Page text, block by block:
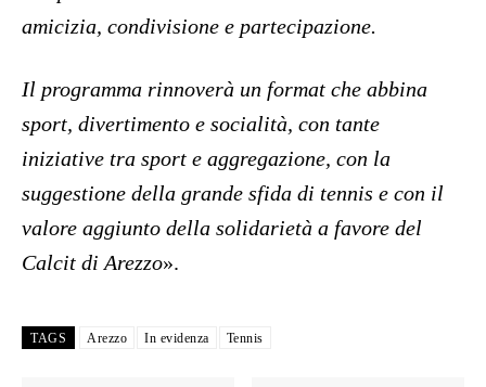
amicizia, condivisione e partecipazione.
Il programma rinnoverà un format che abbina
sport, divertimento e socialità, con tante
iniziative tra sport e aggregazione, con la
suggestione della grande sfida di tennis e con il
valore aggiunto della solidarietà a favore del
Calcit di Arezzo».
TAGS Arezzo In evidenza Tennis